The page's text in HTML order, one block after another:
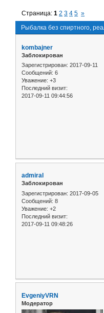
Рыбалка без спиртного,
Страница:1 2 3 4 5 »
kombajner
Заблокирован
Зарегистрирован: 2017-09-11
Сообщений: 6
Уважение: +3
Последний визит:
2017-09-11 09:44:56
admiral
Заблокирован
Зарегистрирован: 2017-09-05
Сообщений: 8
Уважение: +2
Последний визит:
2017-09-11 09:48:26
EvgeniyVRN
Модератор